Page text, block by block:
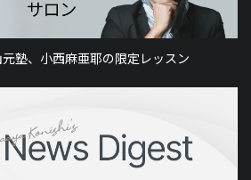
塾、小西麻亜耶の限定レッスン